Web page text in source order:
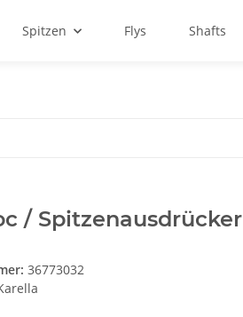
Spitzen Flys Shafts
/ Spitzenausdrücker
36773032